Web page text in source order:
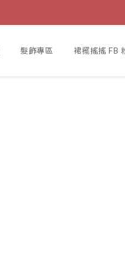
髮飾專區 裙襬搖搖 FB